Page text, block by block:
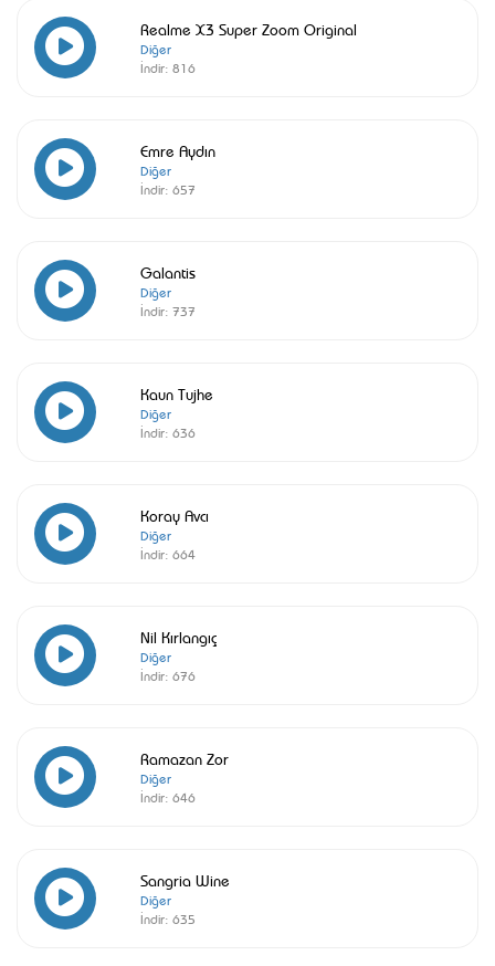
Realme X3 Super Zoom Original
Diğer
İndir: 816
Emre Aydın
Diğer
İndir: 657
Galantis
Diğer
İndir: 737
Kaun Tujhe
Diğer
İndir: 636
Koray Avcı
Diğer
İndir: 664
Nil Kırlangıç
Diğer
İndir: 676
Ramazan Zor
Diğer
İndir: 646
Sangria Wine
Diğer
İndir: 635